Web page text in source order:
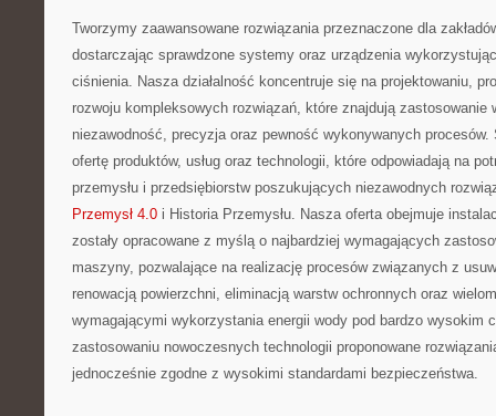
Tworzymy zaawansowane rozwiązania przeznaczone dla
dostarczając sprawdzone systemy oraz urządzenia
ciśnienia. Nasza działalność koncentruje się na projektowaniu,
rozwoju kompleksowych rozwiązań, które znajdują
niezawodność, precyzja oraz pewność wykonywanych procesów.
ofertę produktów, usług oraz technologii, które odpowiadają na
przemysłu i przedsiębiorstw poszukujących niezawodnych
Przemysł 4.0 i Historia Przemysłu. Nasza oferta obejmuje
zostały opracowane z myślą o najbardziej wymagających
maszyny, pozwalające na realizację procesów związanych z
renowacją powierzchni, eliminacją warstw ochronnych oraz
wymagającymi wykorzystania energii wody pod bardzo wysokim
zastosowaniu nowoczesnych technologii proponowane
jednocześnie zgodne z wysokimi standardami bezpieczeństwa.